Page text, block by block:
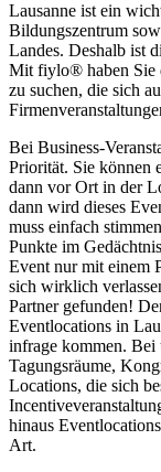
Lausanne ist ein
Bildungszentrum
Landes. Deshalb ist
Mit fiylo® haben Sie
zu suchen, die sich
Bei Business-
Priorität. Sie können
dann vor Ort in der
dann wird dieses
muss einfach
Punkte im
Event nur mit einem
sich wirklich
Partner gefunden!
Eventlocations in
infrage kommen. Bei
Tagungsräume,
Locations, die sich
hinaus
Art.